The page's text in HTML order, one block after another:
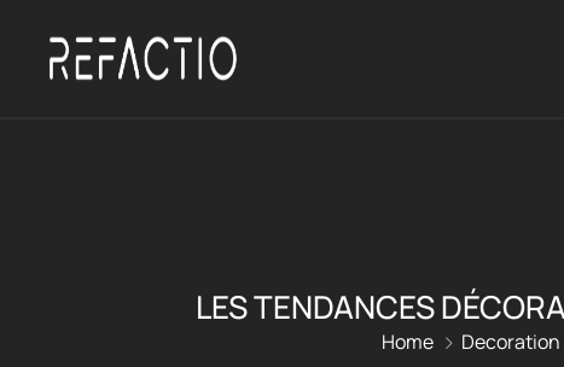
LES TENDANCES
Home Decoration